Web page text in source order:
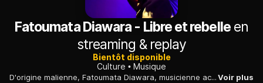
Fatoumata Diawara - Libre et rebelleen
streaming & replay
Bientôt disponible
Culture
Musique
D'origine malienne, Fatoumata Diawara, musicienne accomplie, est une artiste engagée qui se fait la voix des plus faibles. Elle revendique par ailleurs sa liberté.Voir plus